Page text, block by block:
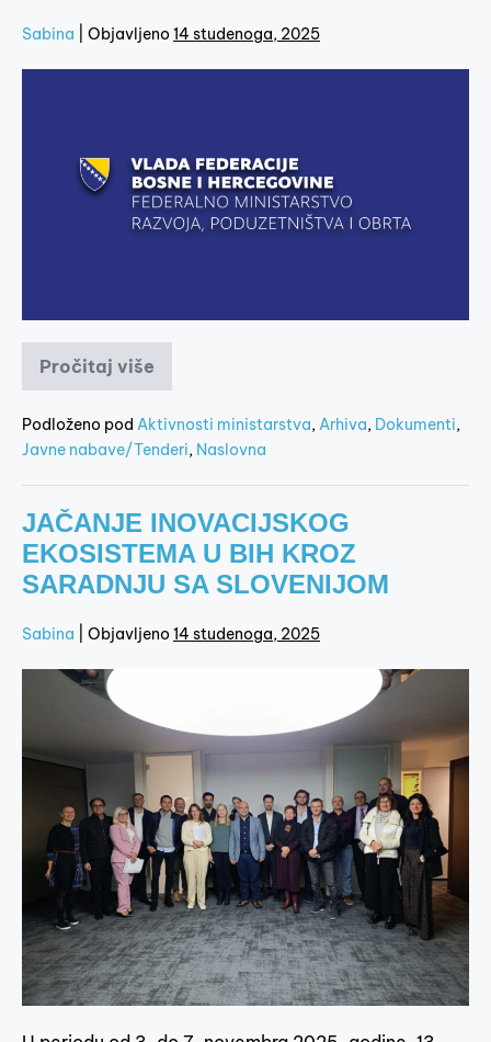
Sabina Objavljeno 14 studenoga, 2025
Pročitaj više
Podloženo pod Aktivnosti ministarstva,Arhiva, Dokumenti,
Javne nabave/Tenderi, Naslovna
JAČANJE INOVACIJSKOG
EKOSISTEMA U BIH KROZ
SARADNJU SA SLOVENIJOM
Sabina Objavljeno 14 studenoga, 2025